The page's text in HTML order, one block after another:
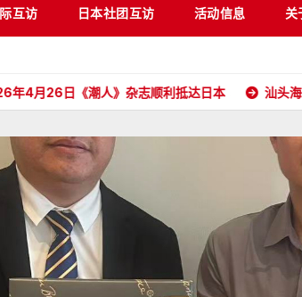
互访 日本社团互访 活动信息 关
潮人》杂志顺利抵达日本 汕头海外联谊会等